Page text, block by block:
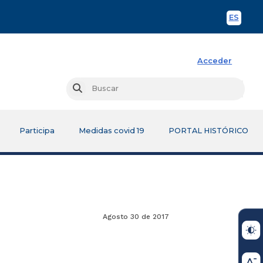
ES
Acceder
Buscar
Participa Medidas covid 19 PORTAL HISTÓRICO
Agosto 30 de 2017